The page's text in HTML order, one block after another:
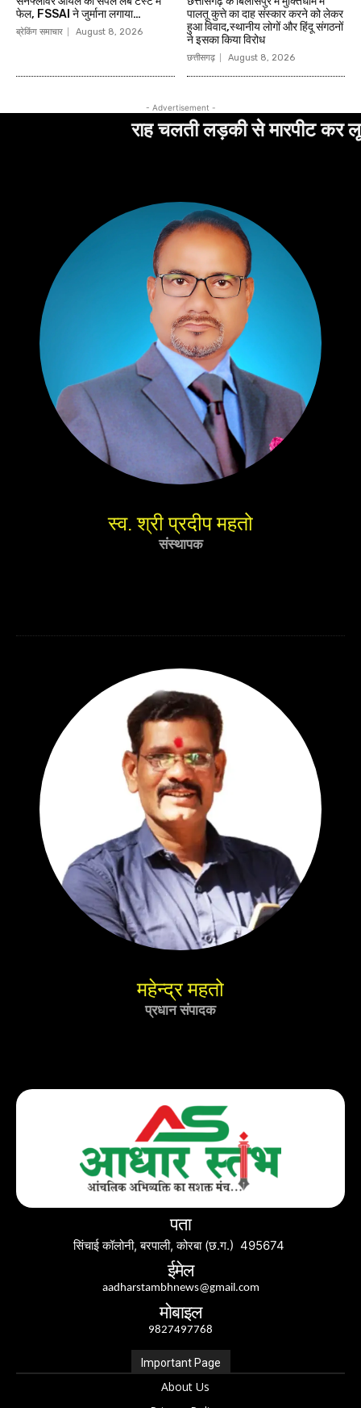
स्व. श्री प्रदीप महतो
संस्थापक
महेन्द्र महतो
प्रधान संपादक
पता
सिंचाई कॉलोनी, बरपाली, कोरबा (छ.ग.) 495674
ईमेल
aadharstambhnews@gmail.com
मोबाइल
9827497768
Important Page
About Us